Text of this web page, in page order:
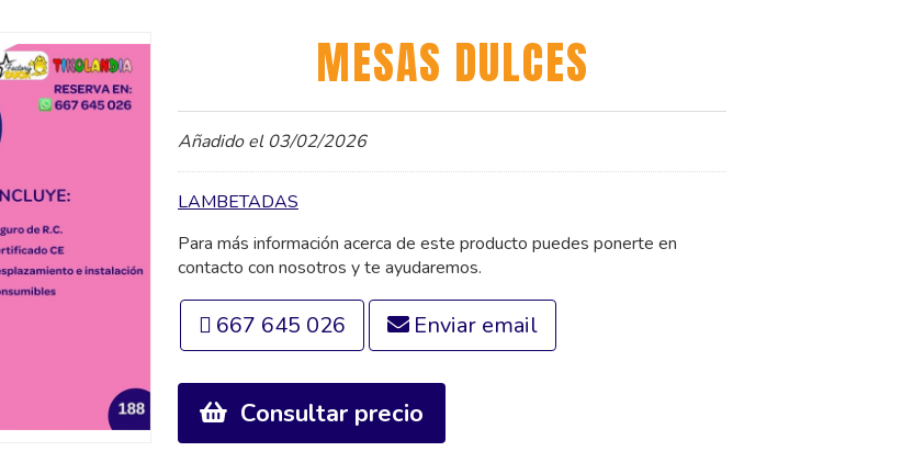
MESAS DULCES
Añadido el 03/02/2026
LAMBETADAS
Para más información acerca de este producto puedes ponerte en
contacto con nosotros y te ayudaremos.
667 645 026 Enviar email
Consultar precio